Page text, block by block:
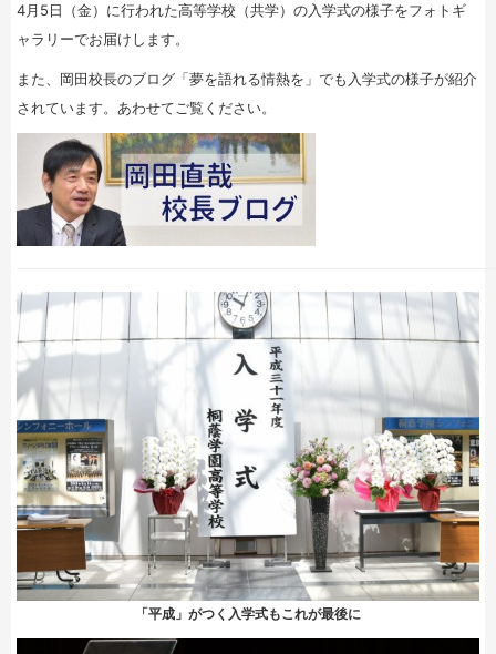
4月5日（金）に行われた高等学校（共学）の入学式の様子をフォトギ
ャラリーでお届けします。
また、岡田校長のブログ「夢を語れる情熱を」でも入学式の様子が紹介
されています。あわせてご覧ください。
「平成」がつく入学式もこれが最後に